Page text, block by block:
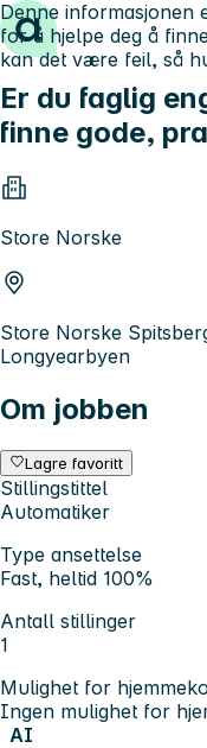
Hopp til innhold
Er du faglig
finne gode,
Store Norske
Store Norske
Longyearbyen
Om jobben
Lagre favoritt
Stillingstittel
Automatiker
Type ansettelse
Fast, heltid 100%
Antall stillinger
1
Mulighet for
Ingen mulighet for
AI
Denne informasjonen
for å hjelpe deg å
kan det være feil, så